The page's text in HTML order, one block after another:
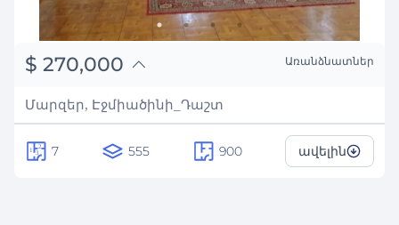
$ 270,000
֏ 105,300,000
₽ 24,431,555
Առանձնատներ
Մարզեր, Էջմիածինի_Դաշտ
7 555 900 ավելին